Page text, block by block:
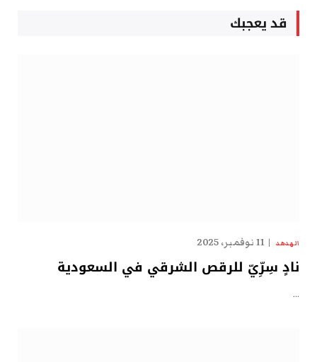
قد يعجبك
الهدهد 11 نوفمبر، 2025
نادٍ سِرِّيّ للرقص الشرقي في السعودية
…